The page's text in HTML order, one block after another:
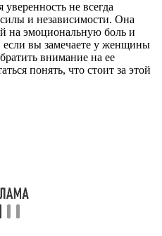
не всегда
и независимости. Она
на эмоциональную боль и
если вы замечаете у женщины
внимание на ее
понять, что стоит за этой